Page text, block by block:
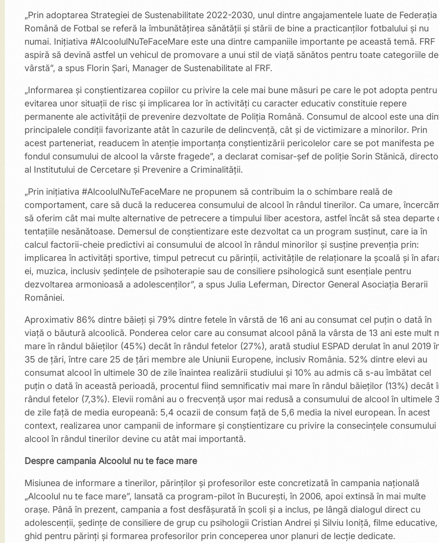
„Prin adoptarea Strategiei de Sustenabilitate 2022-2030, unul dintre angajamentele luate de Federația
Română de Fotbal se referă la îmbunătățirea sănătății și stării de bine a practicanților fotbalului și nu
numai. Inițiativa #AlcoolulNuTeFaceMare este una dintre campaniile importante pe această temă. FRF
aspiră să devină astfel un vehicul de promovare a unui stil de viață sănătos pentru toate categoriile de
vârstă”, a spus Florin Șari, Manager de Sustenabilitate al FRF.
„Informarea și conștientizarea copiilor cu privire la cele mai bune măsuri pe care le pot adopta pentru
evitarea unor situații de risc și implicarea lor în activități cu caracter educativ constituie repere
permanente ale activității de prevenire dezvoltate de Poliția Română. Consumul de alcool este una
principalele condiţii favorizante atât în cazurile de delincvenţă, cât şi de victimizare a minorilor. Prin
acest parteneriat, readucem în atenție importanța conștientizării pericolelor care se pot manifesta pe
fondul consumului de alcool la vârste fragede”, a declarat comisar-şef de poliţie Sorin Stănică,
al Institutului de Cercetare și Prevenire a Criminalității.
„Prin inițiativa #AlcoolulNuTeFaceMare ne propunem să contribuim la o schimbare reală de
comportament, care să ducă la reducerea consumului de alcool în rândul tinerilor. Ca umare,
să oferim cât mai multe alternative de petrecere a timpului liber acestora, astfel încât să stea departe
tentațiile nesănătoase. Demersul de conștientizare este dezvoltat ca un program susținut, care ia în
calcul factorii-cheie predictivi ai consumului de alcool în rândul minorilor şi susţine prevenţia prin:
implicarea în activităţi sportive, timpul petrecut cu părinţii, activităţile de relaţionare la şcoală și în
ei, muzica, inclusiv ședințele de psihoterapie sau de consiliere psihologică sunt esențiale pentru
dezvoltarea armonioasă a adolescenților”, a spus Julia Leferman, Director General Asociația Berarii
României.
Aproximativ 86% dintre băieți și 79% dintre fetele în vârstă de 16 ani au consumat cel puțin o dată în
viață o băutură alcoolică. Ponderea celor care au consumat alcool până la vârsta de 13 ani este mult
mare în rândul băieților (45%) decât în rândul fetelor (27%), arată studiul ESPAD derulat în anul 2019
35 de țări, între care 25 de țări membre ale Uniunii Europene, inclusiv România. 52% dintre elevi au
consumat alcool în ultimele 30 de zile înaintea realizării studiului și 10% au admis că s-au îmbătat cel
puțin o dată în această perioadă, procentul fiind semnificativ mai mare în rândul băieților (13%) decât
rândul fetelor (7,3%). Elevii români au o frecvență ușor mai redusă a consumului de alcool în ultimele
de zile față de media europeană: 5,4 ocazii de consum față de 5,6 media la nivel european. În acest
context, realizarea unor campanii de informare și conștientizare cu privire la consecințele consumului
alcool în rândul tinerilor devine cu atât mai importantă.
Despre campania Alcoolul nu te face mare
Misiunea de informare a tinerilor, părinților și profesorilor este concretizată în campania națională
„Alcoolul nu te face mare”, lansată ca program-pilot în Bucureşti, în 2006, apoi extinsă în mai multe
orașe. Până în prezent, campania a fost desfășurată în școli și a inclus, pe lângă dialogul direct cu
adolescenții, ședințe de consiliere de grup cu psihologii Cristian Andrei și Silviu Ioniță, filme educative,
ghid pentru părinți și formarea profesorilor prin conceperea unor planuri de lecție dedicate.